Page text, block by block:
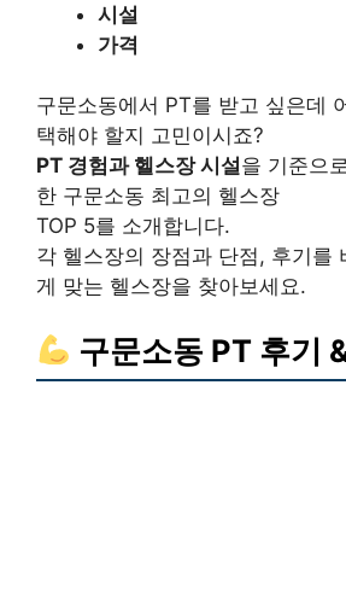
시설
가격
구문소동에서 PT를 받고 싶은데
택해야 할지 고민이시죠?
PT 경험과 헬스장 시설을 기준으
한 구문소동 최고의 헬스장
TOP 5를 소개합니다.
각 헬스장의 장점과 단점, 후기를
게 맞는 헬스장을 찾아보세요.
구문소동 PT 후기